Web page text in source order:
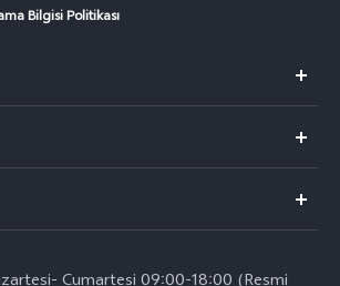
Bilgisi Politikası